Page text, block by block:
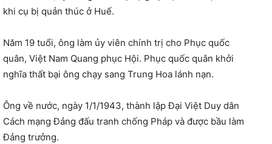
khi cụ bị quản thúc ở Huế.
Năm 19 tuổi, ông làm ủy viên chính trị cho Phục quốc
quân, Việt Nam Quang phục Hội. Phục quốc quân khởi
nghĩa thất bại ông chạy sang Trung Hoa lánh nạn.
Ông về nước, ngày 1/1/1943, thành lập Đại Việt Duy dân
Cách mạng Đảng đấu tranh chống Pháp và được bầu làm
Đảng trưởng.